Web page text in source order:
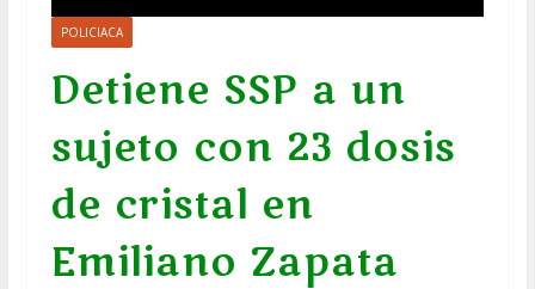
POLICIACA
Detiene SSP a un
sujeto con 23 dosis
de cristal en
Emiliano Zapata